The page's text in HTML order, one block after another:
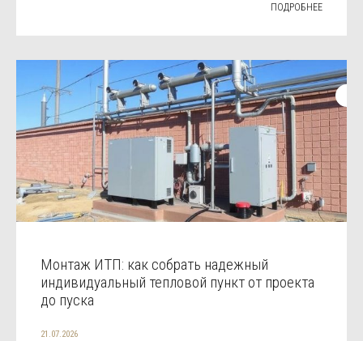
ПОДРОБНЕЕ
Монтаж ИТП: как собрать надежный
индивидуальный тепловой пункт от проекта
до пуска
21.07.2026